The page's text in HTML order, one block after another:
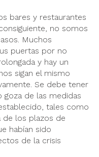
bares y restaurantes
no somos
Muchos
puertas por no
y hay un
sigan el mismo
Se debe tener
goza de las medidas
tales como
de los plazos de
habían sido
de la crisis